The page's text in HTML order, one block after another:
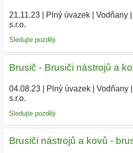
21.11.23| Plný úvazek| Vodňany|
s.r.o.
Sledujte později
Brusič - Brusiči nástrojů a
04.08.23| Plný úvazek| Vodňany|
s.r.o.
Sledujte později
Brusiči nástrojů a kovů -